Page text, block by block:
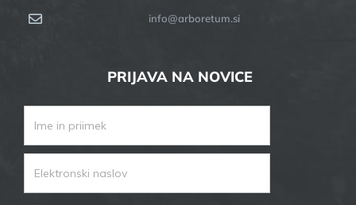
info@arboretum.si
PRIJAVA NA NOVICE